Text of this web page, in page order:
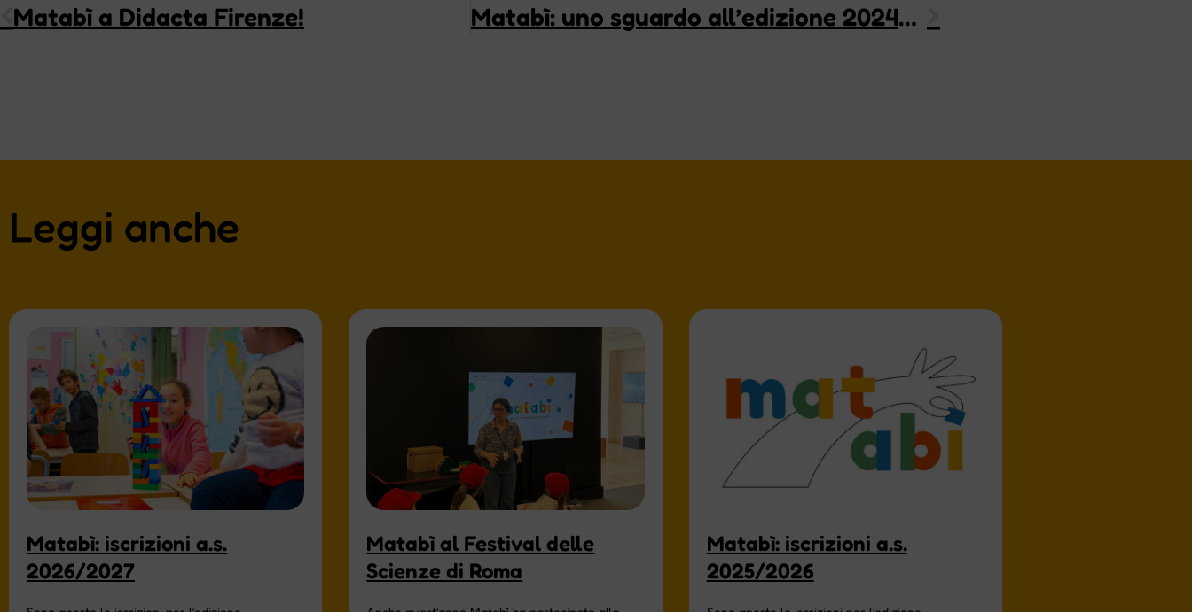
Matabì a Didacta Firenze! Matabì: uno sguardo all’edizione 2024/25
Leggi anche
Matabì: iscrizioni a.s.
2026/2027
Matabì al Festival delle
Scienze di Roma
Matabì: iscrizioni a.s.
2025/2026